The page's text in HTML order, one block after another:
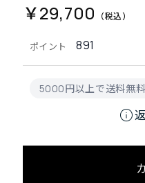
ポイント 891
5000円以上で送料無料
info
￥29,700